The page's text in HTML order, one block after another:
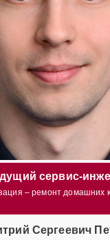
сервис-
– ремонт домашних
Сергеевич